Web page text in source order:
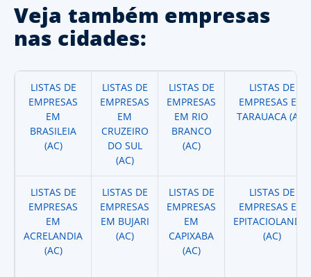
Veja também empresas
nas cidades:
LISTAS DE
EMPRESAS
EM
BRASILEIA
(AC)
LISTAS DE
EMPRESAS
EM
CRUZEIRO
DO SUL
(AC)
LISTAS DE
EMPRESAS
EM RIO
BRANCO
(AC)
LISTAS DE
EMPRESAS EM
TARAUACA (AC)
LISTAS DE
EMPRESAS
EM
ACRELANDIA
(AC)
LISTAS DE
EMPRESAS
EM BUJARI
(AC)
LISTAS DE
EMPRESAS
EM
CAPIXABA
(AC)
LISTAS DE
EMPRESAS EM
EPITACIOLANDIA
(AC)